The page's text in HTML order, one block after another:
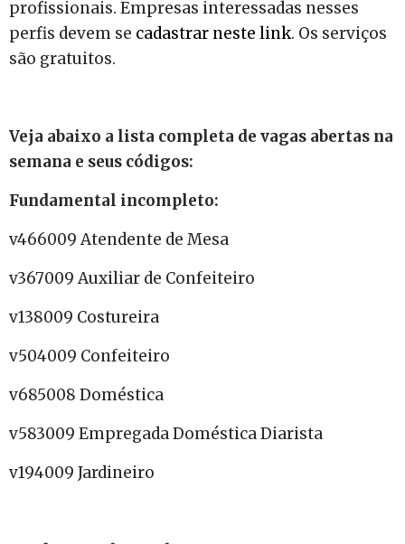
profissionais. Empresas interessadas nesses
perfis devem se cadastrar neste link. Os serviços
são gratuitos.
Veja abaixo a lista completa de vagas abertas na
semana e seus códigos:
Fundamental incompleto:
v466009 Atendente de Mesa
v367009 Auxiliar de Confeiteiro
v138009 Costureira
v504009 Confeiteiro
v685008 Doméstica
v583009 Empregada Doméstica Diarista
v194009 Jardineiro